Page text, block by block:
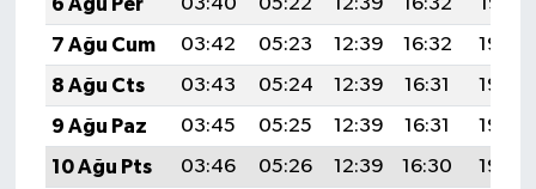
7 Ağu Cum
03:42 05:23 12:39 16:32
19:46
8 Ağu Cts
03:43 05:24 12:39 16:31
19:44
9 Ağu Paz
03:45 05:25 12:39 16:31
19:43
10 Ağu Pts
03:46 05:26 12:39 16:30
19:42